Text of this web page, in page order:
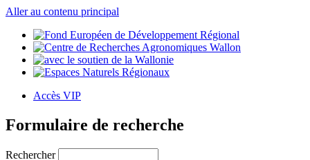
Aller au contenu principal
Accès VIP
Formulaire de recherche
Rechercher